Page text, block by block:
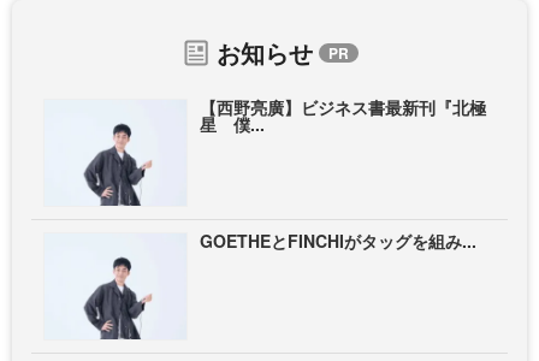
お知らせ
【西野亮廣】ビジネス書最新刊『北極
星 僕...
GOETHEとFINCHIがタッグを組み...